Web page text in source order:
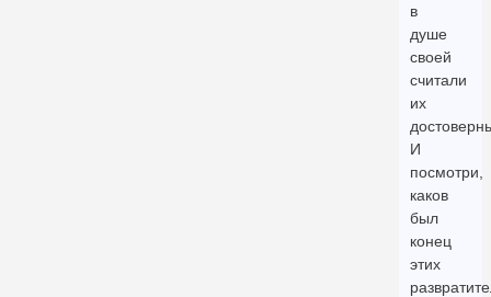
в
душе
своей
считали
их
И
посмотри,
каков
был
конец
этих